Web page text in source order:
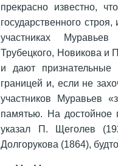
прекрасно известно,
государственного
участниках
Трубецкого, Новикова и
и дают
границей и, если не
участников Муравьев
памятью. На достойное
указал П. Щеголев
Долгорукова (1864),